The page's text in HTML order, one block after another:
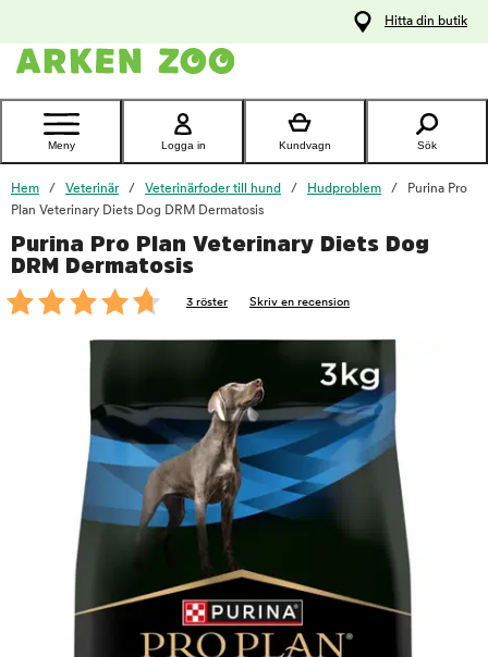
Kontakta
Hitta din butik
Meny Logga in Kundvagn Sök
Hem Veterinär Veterinärfoder till hund Hudproblem
Purina Pro
Plan Veterinary Diets Dog DRM Dermatosis
Purina Pro Plan Veterinary Diets Dog
DRM Dermatosis
3 röster Skriv en recension
foo